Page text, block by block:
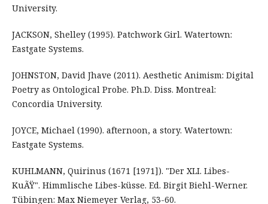
University.
JACKSON, Shelley (1995). Patchwork Girl. Watertown:
Eastgate Systems.
JOHNSTON, David Jhave (2011). Aesthetic Animism: Digital
Poetry as Ontological Probe. Ph.D. Diss. Montreal:
Concordia University.
JOYCE, Michael (1990). afternoon, a story. Watertown:
Eastgate Systems.
KUHLMANN, Quirinus (1671 [1971]). "Der XLI. Libes-
KuÃŸ". Himmlische Libes-küsse. Ed. Birgit Biehl-Werner.
Tübingen: Max Niemeyer Verlag, 53-60.